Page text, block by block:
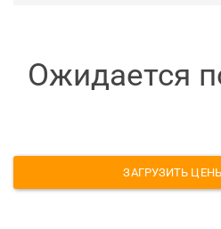
Ожидается
ЗАГРУЗИТЬ